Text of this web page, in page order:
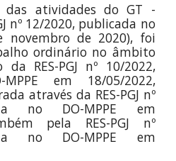
das atividades do GT -
nº 12/2020, publicada no
novembro de 2020), foi
ordinário no âmbito
da RES-PGJ nº 10/2022,
MPPE em 18/05/2022,
através da RES-PGJ nº
no DO-MPPE em
pela RES-PGJ nº
no DO-MPPE em